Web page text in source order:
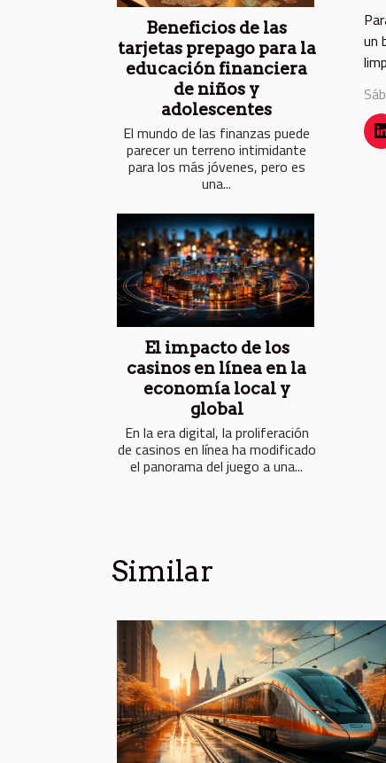
Beneficios de las
tarjetas prepago para la
educación financiera
de niños y
adolescentes
El mundo de las finanzas puede
parecer un terreno intimidante
para los más jóvenes, pero es
una...
El impacto de los
casinos en línea en la
economía local y
global
En la era digital, la proliferación
de casinos en línea ha modificado
el panorama del juego a una...
un
Similar